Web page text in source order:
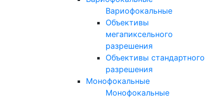
Вариофокальные
Объективы
мегапиксельного
разрешения
Объективы стандартного
разрешения
Монофокальные
Монофокальные